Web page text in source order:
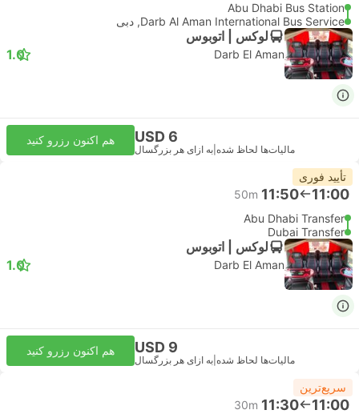
Abu Dhabi Bus Station
Darb Al Aman International Bus Service, دبی
لوکس | اتوبوس
Darb El Aman
1.0
USD 6
مالیات‌ها لحاظ شده به ازای هر بزرگسال
هم اکنون رزرو کنید
تأیید فوری
11:00
11:50
50m
Abu Dhabi Transfer
Dubai Transfer
لوکس | اتوبوس
Darb El Aman
1.0
USD 9
مالیات‌ها لحاظ شده به ازای هر بزرگسال
هم اکنون رزرو کنید
سریع‌ترین
11:00
11:30
30m